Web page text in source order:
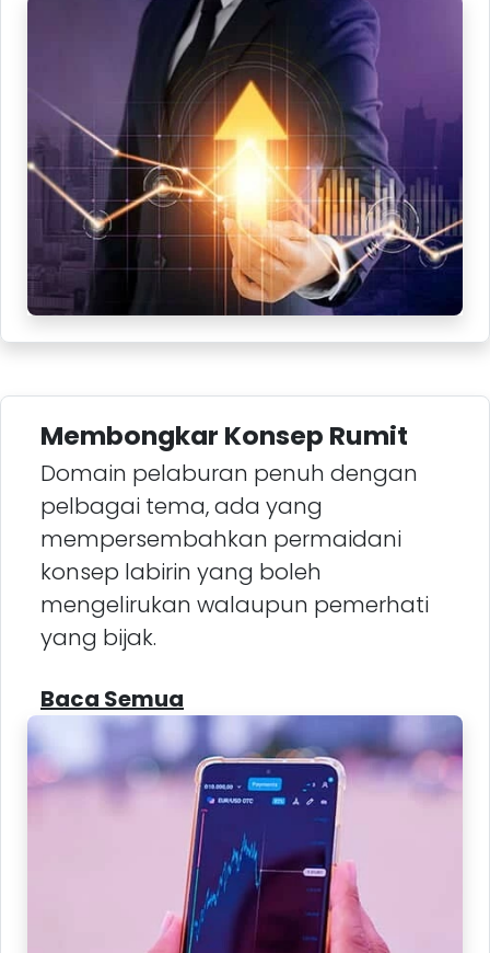
Membongkar Konsep Rumit
Domain pelaburan penuh dengan
pelbagai tema, ada yang
mempersembahkan permaidani
konsep labirin yang boleh
mengelirukan walaupun pemerhati
yang bijak.
Baca Semua